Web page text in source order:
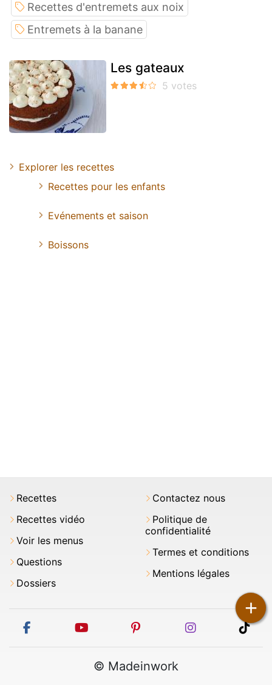
+
Recettes d'entremets aux noix
Entremets à la banane
Les gateaux
Explorer les recettes
Recettes pour les enfants
Evénements et saison
Boissons
Recettes
Recettes vidéo
Voir les menus
Questions
Dossiers
Contactez nous
Politique de
confidentialité
Termes et conditions
Mentions légales
facebook youtube pinterest instagram
© Madeinwork